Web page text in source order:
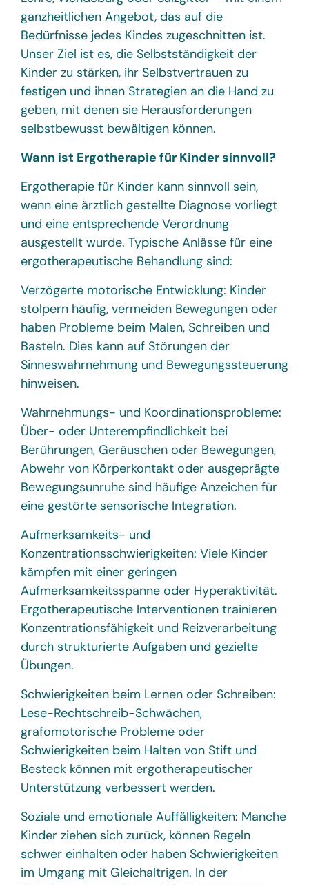
ganzheitlichen Angebot, das auf die
Bedürfnisse jedes Kindes zugeschnitten ist.
Unser Ziel ist es, die Selbstständigkeit der
Kinder zu stärken, ihr Selbstvertrauen zu
festigen und ihnen Strategien an die Hand zu
geben, mit denen sie Herausforderungen
selbstbewusst bewältigen können.
Wann ist Ergotherapie für Kinder sinnvoll?
Ergotherapie für Kinder kann sinnvoll sein,
wenn eine ärztlich gestellte Diagnose vorliegt
und eine entsprechende Verordnung
ausgestellt wurde. Typische Anlässe für eine
ergotherapeutische Behandlung sind:
Verzögerte motorische Entwicklung: Kinder
stolpern häufig, vermeiden Bewegungen oder
haben Probleme beim Malen, Schreiben und
Basteln. Dies kann auf Störungen der
Sinneswahrnehmung und Bewegungssteuerung
hinweisen.
Wahrnehmungs- und Koordinationsprobleme:
Über- oder Unterempfindlichkeit bei
Berührungen, Geräuschen oder Bewegungen,
Abwehr von Körperkontakt oder ausgeprägte
Bewegungsunruhe sind häufige Anzeichen für
eine gestörte sensorische Integration.
Aufmerksamkeits- und
Konzentrationsschwierigkeiten: Viele Kinder
kämpfen mit einer geringen
Aufmerksamkeitsspanne oder Hyperaktivität.
Ergotherapeutische Interventionen trainieren
Konzentrationsfähigkeit und Reizverarbeitung
durch strukturierte Aufgaben und gezielte
Übungen.
Schwierigkeiten beim Lernen oder Schreiben:
Lese-Rechtschreib-Schwächen,
grafomotorische Probleme oder
Schwierigkeiten beim Halten von Stift und
Besteck können mit ergotherapeutischer
Unterstützung verbessert werden.
Soziale und emotionale Auffälligkeiten: Manche
Kinder ziehen sich zurück, können Regeln
schwer einhalten oder haben Schwierigkeiten
im Umgang mit Gleichaltrigen. In der